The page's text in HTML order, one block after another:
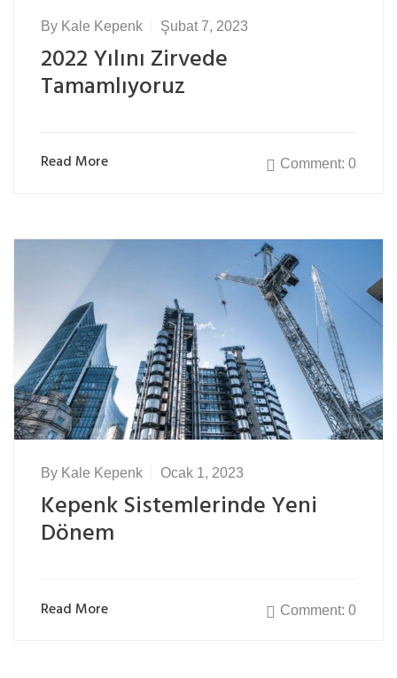
By Kale Kepenk Şubat 7, 2023
2022 Yılını Zirvede
Tamamlıyoruz
Read More Comment: 0
By Kale Kepenk Ocak 1, 2023
Kepenk Sistemlerinde Yeni
Dönem
Read More Comment: 0